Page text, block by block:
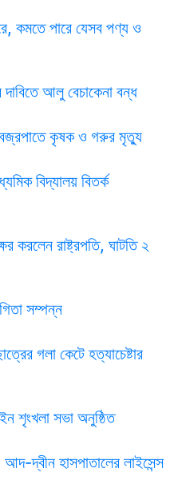
কমতে পারে যেসব পণ্য ও
দাবিতে আলু বেচাকেনা বন্ধ
বজ্রপাতে কৃষক ও গরুর মৃত্যু
বিদ্যালয় বিতর্ক
করলেন রাষ্ট্রপতি, ঘাটতি ২
সম্পন্ন
গলা কেটে হত্যাচেষ্টার
শৃংখলা সভা অনুষ্ঠিত
দ্বীন হাসপাতালের লাইসেন্স